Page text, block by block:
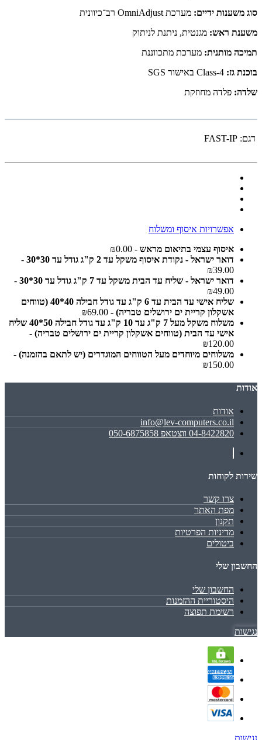
סוג משענות ידיים: מערכת OmniAdjust רב־כיוונית
משענת ראש: מגנטית, ניתנת לניתוק
תמיכה מותנית: מערכת מתכווננת
בוכנת גז: Class-4 באישור SGS
שלדה: פלדה מחוזקת
דגם: FAST-IP
אפשרויות איסוף ומשלוח
איסוף עצמי בתיאום מראש - ₪0.00
דואר ישראל - נקודת איסוף משקל עד 2 ק"ג גודל עד 30*30
-
₪39.00
דואר ישראל - שליח עד הבית משקל עד 7 ק"ג גודל עד 30*30
-
₪49.00
שליח אישי עד הבית עד 6 ק"ג עד גודל חבילה 40*40 (טווחים
אשקלון קריית ים ירושלים טבריה) - ₪69.00
משלוח משקל מעל 7 ק"ג עד 10 ק"ג עד גודל חבילה 50*40 שליח
אישי עד הבית (טווחים אשקלון קריית ים ירושלים טבריה) -
₪120.00
משלוחים מיוחדים מעל הטווחים המוגדרים (יש לתאם בהזמנה) -
₪150.00
אודות
אודות
info@lev-computers.co.il
04-8422820 ווצטאפ 050-6875858
שירות לקוחות
צרו קשר
מפת האתר
תקנון
מדיניות הפרטיות
ביטולים
החשבון שלי
החשבון שלי
היסטוריית ההזמנות
רשימת תפוצה
נגישות
נגישות